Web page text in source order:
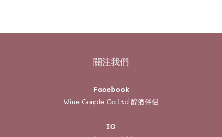
關注我們
Facebook
Wine Couple Co Ltd 醇酒伴侶
IG